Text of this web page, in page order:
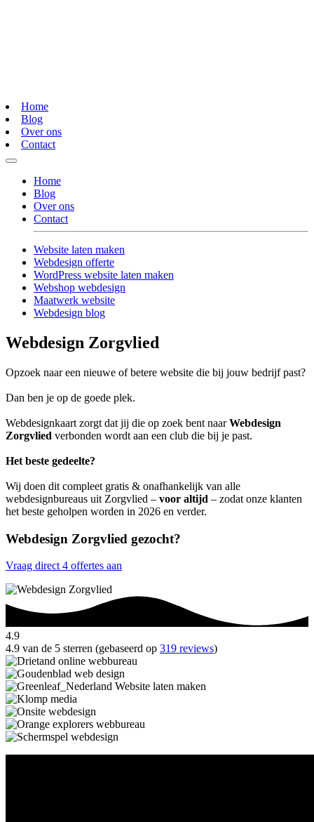
Home
Blog
Over ons
Contact
Home
Blog
Over ons
Contact
Website laten maken
Webdesign offerte
WordPress website laten maken
Webshop webdesign
Maatwerk website
Webdesign blog
Webdesign Zorgvlied
Opzoek naar een nieuwe of betere website die bij jouw bedrijf past?
Dan ben je op de goede plek.
Webdesignkaart zorgt dat jij die op zoek bent naarWebdesign
Zorgvlied verbonden wordt aan een club die bij je past.
Het beste gedeelte?
Wij doen dit compleet gratis & onafhankelijk van alle
webdesignbureaus uit Zorgvlied – voor altijd – zodat onze klanten
het beste geholpen worden in 2026 en verder.
Webdesign Zorgvlied gezocht?
Vraag direct 4 offertes aan
4.9
4.9 van de 5 sterren (gebaseerd op 319 reviews)